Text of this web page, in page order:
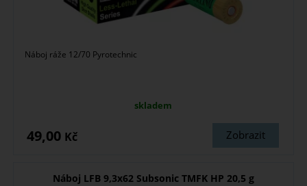
Náboj ráže 12/70 Pyrotechnic
skladem
Zobrazit
49,00 Kč
Náboj LFB 9,3x62 Subsonic TMFK HP 20,5 g